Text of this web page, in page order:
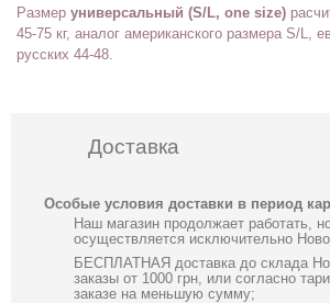
Размер универсальный (S/L, one size)
45-75 кг, аналог американского размера S/L,
русских 44-48
Доставка
Особые условия доставки в период
Наш магазин продолжает работать,
осуществляется исключительно
БЕСПЛАТНАЯ доставка до склада
заказы от 1000 грн, или согласно
заказе на меньшую сумму;